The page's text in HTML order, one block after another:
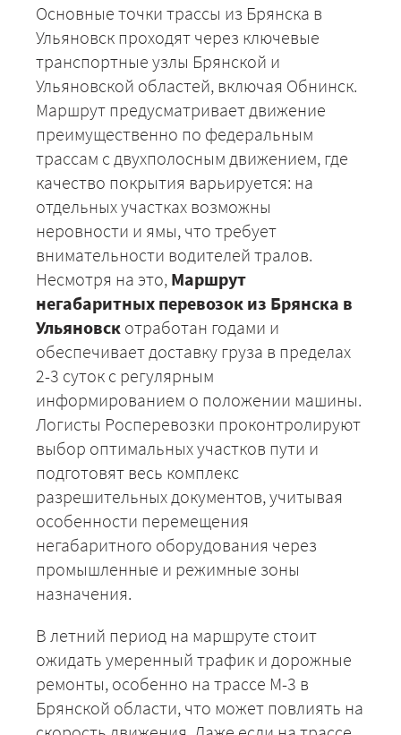
Основные точки трассы из Брянска в
Ульяновск проходят через ключевые
транспортные узлы Брянской и
Ульяновской областей, включая Обнинск.
Маршрут предусматривает движение
преимущественно по федеральным
трассам с двухполосным движением, где
качество покрытия варьируется: на
отдельных участках возможны
неровности и ямы, что требует
внимательности водителей тралов.
Несмотря на это, Маршрут
негабаритных перевозок из Брянска в
Ульяновск отработан годами и
обеспечивает доставку груза в пределах
2-3 суток с регулярным
информированием о положении машины.
Логисты Росперевозки проконтролируют
выбор оптимальных участков пути и
подготовят весь комплекс
разрешительных документов, учитывая
особенности перемещения
негабаритного оборудования через
промышленные и режимные зоны
назначения.
В летний период на маршруте стоит
ожидать умеренный трафик и дорожные
ремонты, особенно на трассе М-3 в
Брянской области, что может повлиять на
+7 (499) 520-05-23